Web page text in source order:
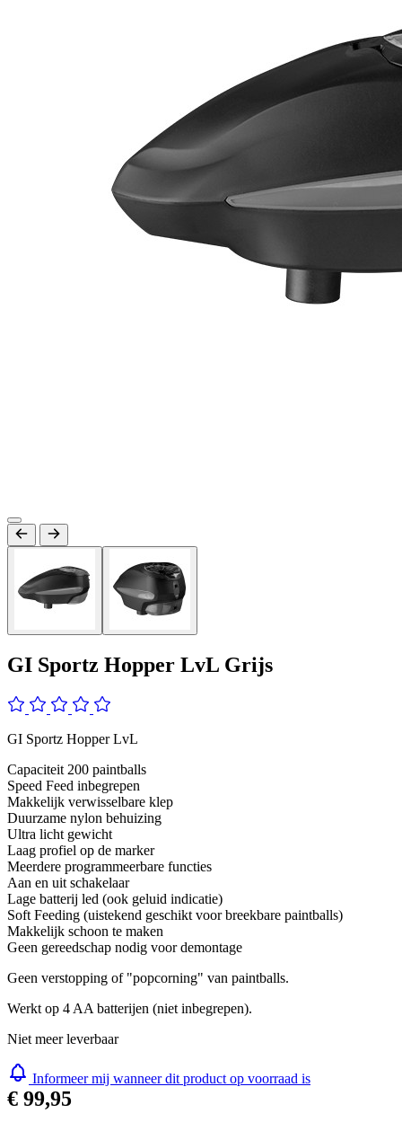
Capaciteit 200 paintballs
Speed Feed inbegrepen
Makkelijk verwisselbare klep
Duurzame nylon behuizing
Ultra licht gewicht
Laag profiel op de marker
Meerdere programmeerbare functies
Aan en uit schakelaar
Lage batterij led (ook geluid indicatie)
Soft Feeding (uistekend geschikt voor breekbare paintballs)
Makkelijk schoon te maken
Niet meer leverbaar
Informeer mij wanneer dit product op voorraad is